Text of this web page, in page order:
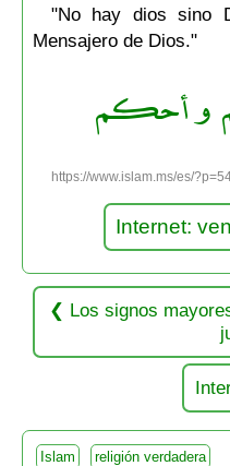
"No hay dios sino
Mensajero de Dios."
و أحكم
https://www.islam.ms/es/
Internet:
Los signos
Islam religión verdadera